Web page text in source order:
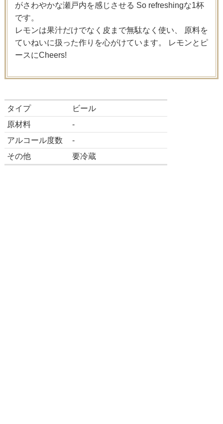
がさわやかな瀬戸内を感じさせる So refreshingな1杯
です。
レモンは果汁だけでなく皮まで無駄なく使い、 原料を
ていねいに扱った作りを心がけています。 レモンとピ
ースにCheers!
タイプ
ビール
原材料
-
アルコール度数
-
その他
要冷蔵